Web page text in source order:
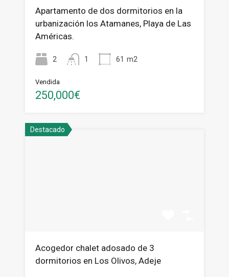
Apartamento de dos dormitorios en la
urbanización los Atamanes, Playa de Las
Américas.
2 1 61 m2
Vendida
250,000€
Destacado
Acogedor chalet adosado de 3
dormitorios en Los Olivos, Adeje